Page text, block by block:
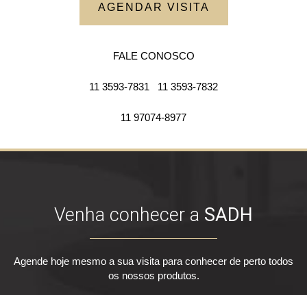
AGENDAR VISITA
FALE CONOSCO
11 3593-7831 11 3593-7832
11 97074-8977
Venha conhecer a SADH
Agende hoje mesmo a sua visita para conhecer de perto todos
os nossos produtos.